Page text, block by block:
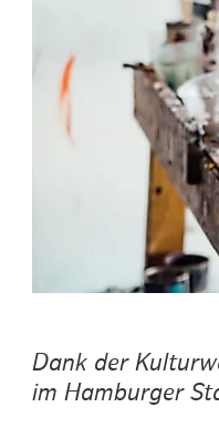
Dank der
im Hamburger